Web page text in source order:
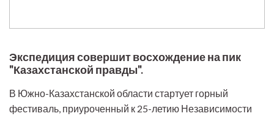
Экспедиция совершит восхождение на пик
"Казахстанской правды".
В Южно-Казахстанской области стартует горный
фестиваль, приуроченный к 25-летию Независимости